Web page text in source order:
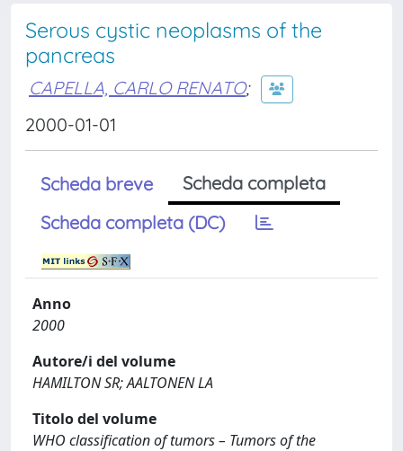
Serous cystic neoplasms of the
pancreas
CAPELLA, CARLO RENATO;
2000-01-01
Scheda breve
Scheda completa
Scheda completa (DC)
Anno
2000
Autore/i del volume
HAMILTON SR; AALTONEN LA
Titolo del volume
WHO classification of tumors – Tumors of the